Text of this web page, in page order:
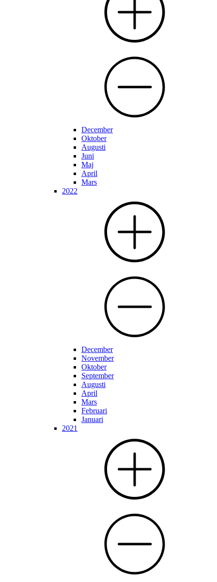
December
Oktober
Augusti
Juni
Maj
April
Mars
2022
December
November
Oktober
September
Augusti
April
Mars
Februari
Januari
2021